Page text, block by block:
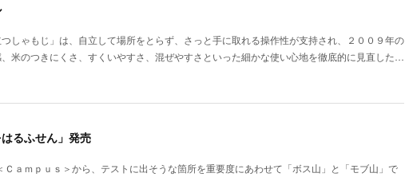
しゃもじ」は、自立して場所をとらず、さっと手に取れる操作性が支持され、２００９年の
米のつきにくさ、すくいやすさ、混ぜやすさといった細かな使い心地を徹底的に見直した…
るふせん」発売
ａｍｐｕｓ＞から、テストに出そうな箇所を重要度にあわせて「ボス山」と「モブ山」で